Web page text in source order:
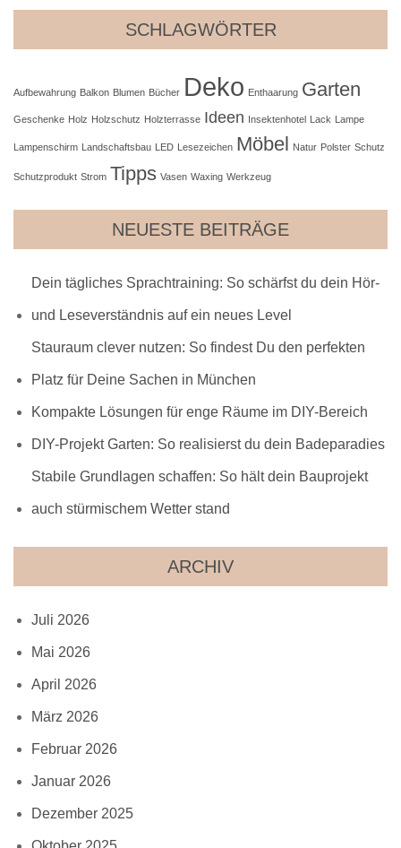
SCHLAGWÖRTER
Aufbewahrung Balkon Blumen Bücher Deko Enthaarung Garten
Geschenke Holz Holzschutz Holzterrasse Ideen Insektenhotel Lack Lampe
Lampenschirm Landschaftsbau LED Lesezeichen Möbel Natur Polster Schutz
Schutzprodukt Strom Tipps Vasen Waxing Werkzeug
NEUESTE BEITRÄGE
Dein tägliches Sprachtraining: So schärfst du dein Hör-
und Leseverständnis auf ein neues Level
Stauraum clever nutzen: So findest Du den perfekten
Platz für Deine Sachen in München
Kompakte Lösungen für enge Räume im DIY-Bereich
DIY-Projekt Garten: So realisierst du dein Badeparadies
Stabile Grundlagen schaffen: So hält dein Bauprojekt
auch stürmischem Wetter stand
ARCHIV
Juli 2026
Mai 2026
April 2026
März 2026
Februar 2026
Januar 2026
Dezember 2025